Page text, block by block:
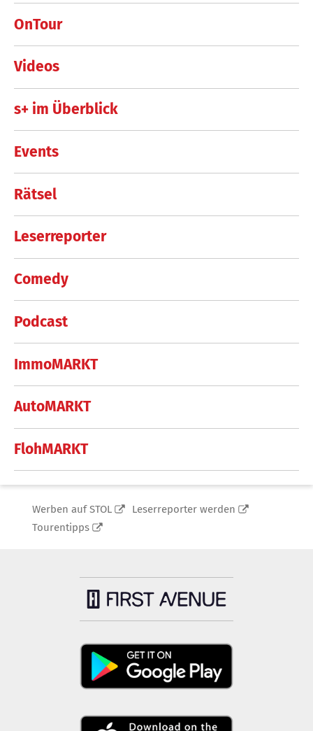
OnTour
Videos
s+ im Überblick
Events
Rätsel
Leserreporter
Comedy
Podcast
ImmoMARKT
AutoMARKT
FlohMARKT
Werben auf STOL
Leserreporter werden
Tourentipps